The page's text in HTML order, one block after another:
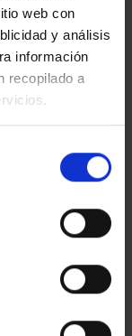
web con
y análisis
información
recopilado a
DE
2
€
para usuarios
registrados